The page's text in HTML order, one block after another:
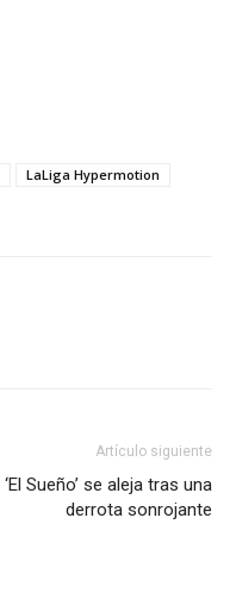
LaLiga Hypermotion
Artículo siguiente
‘El Sueño’ se aleja tras una
derrota sonrojante